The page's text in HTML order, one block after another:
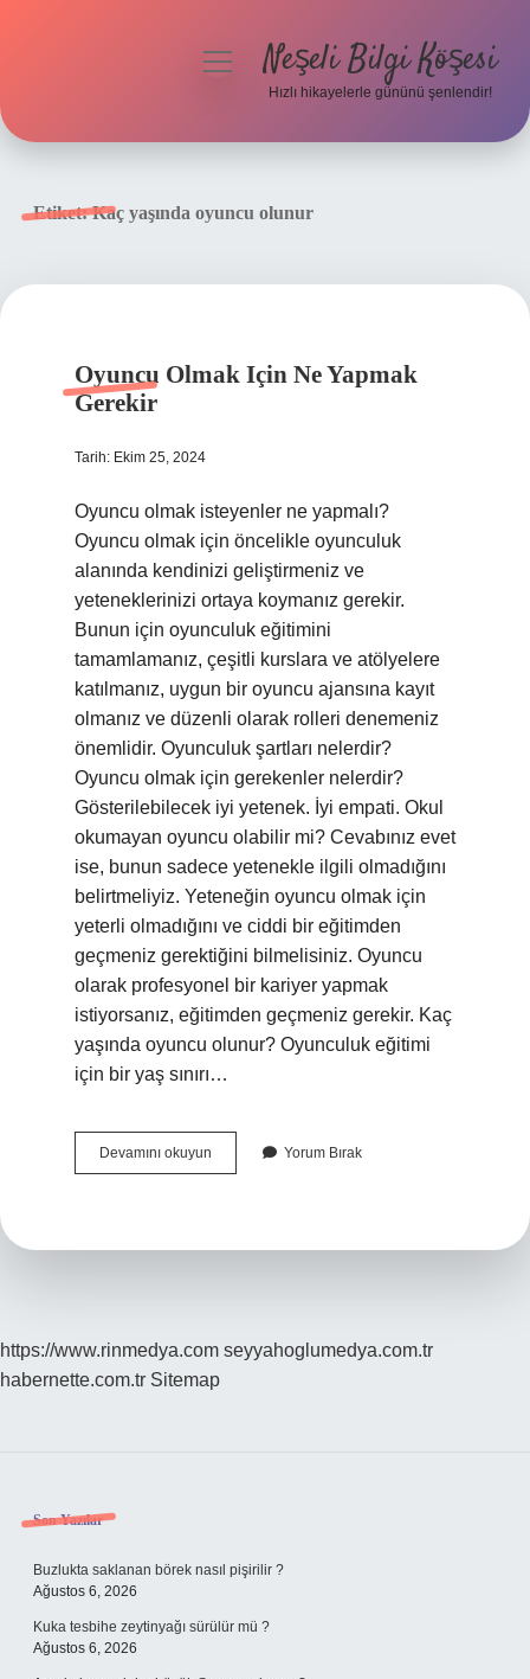
menüyüNeşeli Bilgi Köşesi
Hızlı hikayelerle gününü şenlendir!
Etiket:Kaç yaşında oyuncu olunur
Oyuncu Olmak Için Ne Yapmak
Gerekir
Tarih: Ekim 25, 2024
Oyuncu olmak isteyenler ne yapmalı?
Oyuncu olmak için öncelikle oyunculuk
alanında kendinizi geliştirmeniz ve
yeteneklerinizi ortaya koymanız gerekir.
Bunun için oyunculuk eğitimini
tamamlamanız, çeşitli kurslara ve atölyelere
katılmanız, uygun bir oyuncu ajansına kayıt
olmanız ve düzenli olarak rolleri denemeniz
önemlidir. Oyunculuk şartları nelerdir?
Oyuncu olmak için gerekenler nelerdir?
Gösterilebilecek iyi yetenek. İyi empati. Okul
okumayan oyuncu olabilir mi? Cevabınız evet
ise, bunun sadece yetenekle ilgili olmadığını
belirtmeliyiz. Yeteneğin oyuncu olmak için
yeterli olmadığını ve ciddi bir eğitimden
geçmeniz gerektiğini bilmelisiniz. Oyuncu
olarak profesyonel bir kariyer yapmak
istiyorsanız, eğitimden geçmeniz gerekir. Kaç
yaşında oyuncu olunur? Oyunculuk eğitimi
için bir yaş sınırı…
Devamını okuyun
Olmak
Yorum Bırak
https://www.rinmedya.com seyyahoglumedya.com.tr
habernette.com.tr Sitemap
Sidebar
Son Yazılar
Buzlukta saklanan börek nasıl pişirilir ?
Ağustos 6, 2026
Kuka tesbihe zeytinyağı sürülür mü ?
Ağustos 6, 2026